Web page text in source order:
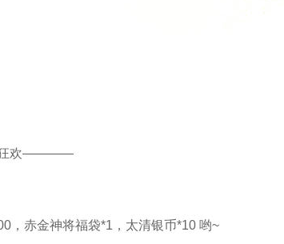
欢————
，赤金神将福袋*1，太清银币*10 哟~